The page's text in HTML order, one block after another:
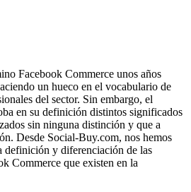
Facebook Commerce unos años
un hueco en el vocabulario de
del sector. Sin embargo, el
en su definición distintos significados
sin ninguna distinción y que a
Desde Social-Buy.com, nos hemos
definición y diferenciación de las
Commerce que existen en la